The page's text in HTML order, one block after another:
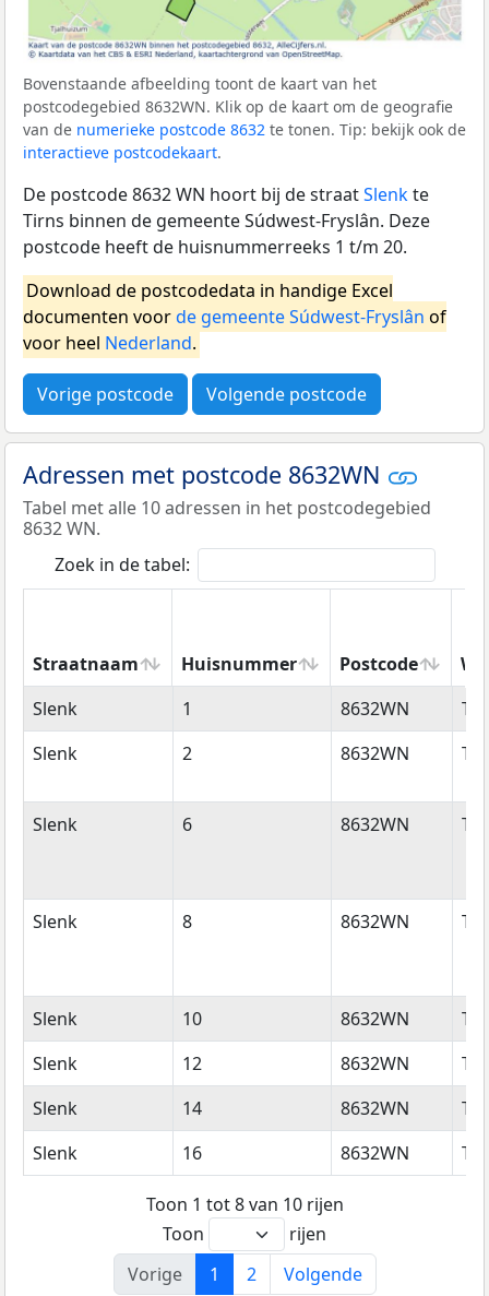
Bovenstaande afbeelding toont de kaart van het
postcodegebied 8632WN. Klik op de kaart om de geografie
van de numerieke postcode 8632 te tonen. Tip: bekijk ook de
interactieve postcodekaart.
De postcode 8632 WN hoort bij de straatSlenkte
Tirns binnen de gemeente Súdwest-Fryslân. Deze
postcode heeft de huisnummerreeks 1 t/m 20.
Download de postcodedata in handige Excel
documenten voorde gemeente Súdwest-Fryslân of
voor heel Nederland.
Vorige postcode Volgende postcode
Adressen met postcode 8632WN
Tabel met alle 10 adressen in het postcodegebied
8632 WN.
Zoek in de tabel:
Straatnaam Huisnummer Postcode
Straatnaam
Huisnummer Postcode
Slenk 1 8632WN
Slenk
2 8632WN
Slenk 6 8632WN
Slenk 8 8632WN
Slenk 10 8632WN
Slenk
12 8632WN
Slenk
14 8632WN
Slenk
16 8632WN
Toon 1 tot 8 van 10 rijen
Toon
rijen
Vorige
1 2 Volgende